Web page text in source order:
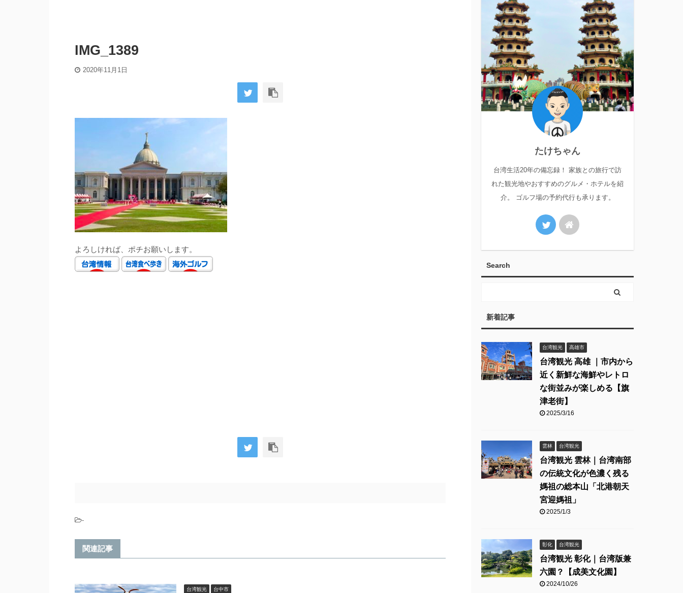
IMG_1389
2020年11月1日
よろしければ、ポチお願いします。
-
関連記事
台湾観光 台中市
たけちゃん
台湾生活20年の備忘録！ 家族との旅行で訪
れた観光地やおすすめのグルメ・ホテルを紹
介。 ゴルフ場の予約代行も承ります。
Search
新着記事
台湾観光 高雄市
台湾観光 高雄 ｜市内から
近く新鮮な海鮮やレトロ
な街並みが楽しめる【旗
津老街】
2025/3/16
雲林 台湾観光
台湾観光 雲林｜台湾南部
の伝統文化が色濃く残る
媽祖の総本山「北港朝天
宮迎媽祖」
2025/1/3
彰化 台湾観光
台湾観光 彰化｜台湾版兼
六園？【成美文化園】
2024/10/26